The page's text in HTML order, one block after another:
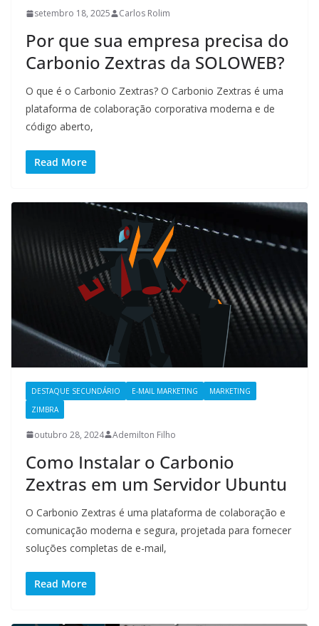
setembro 18, 2025 Carlos Rolim
Por que sua empresa precisa do
Carbonio Zextras da SOLOWEB?
O que é o Carbonio Zextras? O Carbonio Zextras é uma
plataforma de colaboração corporativa moderna e de
código aberto,
Read More
DESTAQUE SECUNDÁRIO E-MAIL MARKETING
MARKETING
ZIMBRA
outubro 28, 2024 Ademilton Filho
Como Instalar o Carbonio
Zextras em um Servidor Ubuntu
O Carbonio Zextras é uma plataforma de colaboração e
comunicação moderna e segura, projetada para fornecer
soluções completas de e-mail,
Read More